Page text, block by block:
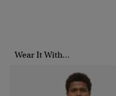
Wear It With...